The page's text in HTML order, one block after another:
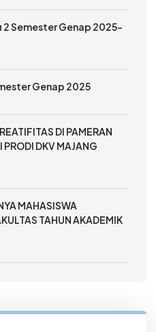
Semester Genap 2025-
Genap 2025
DI PAMERAN
PRODI DKV MAJANG
MAHASISWA
TAHUN AKADEMIK